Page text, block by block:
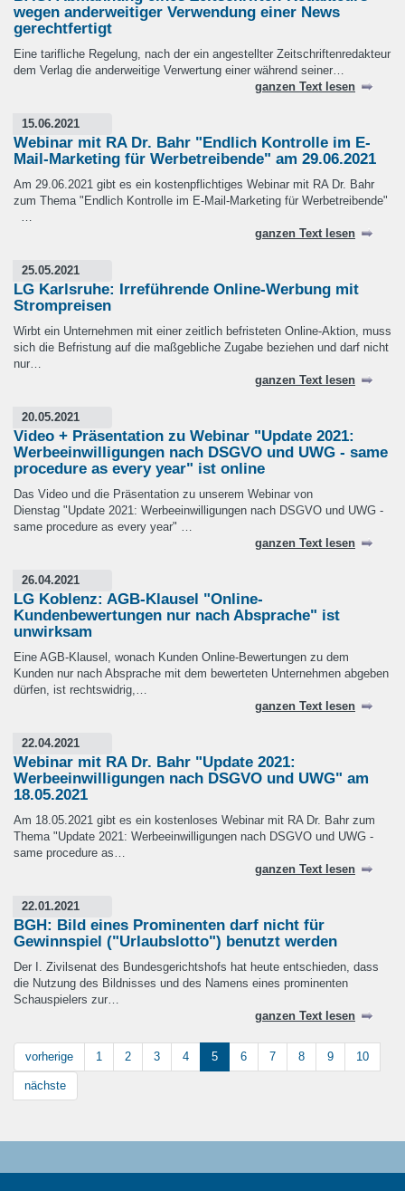
wegen anderweitiger Verwendung einer News
gerechtfertigt
Eine tarifliche Regelung, nach der ein angestellter Zeitschriftenredakteur
dem Verlag die anderweitige Verwertung einer während seiner…
ganzen Text lesen
15.06.2021
Webinar mit RA Dr. Bahr "Endlich Kontrolle im E-
Mail-Marketing für Werbetreibende" am 29.06.2021
Am 29.06.2021 gibt es ein kostenpflichtiges Webinar mit RA Dr. Bahr
zum Thema "Endlich Kontrolle im E-Mail-Marketing für Werbetreibende"
…
ganzen Text lesen
25.05.2021
LG Karlsruhe: Irreführende Online-Werbung mit
Strompreisen
Wirbt ein Unternehmen mit einer zeitlich befristeten Online-Aktion, muss
sich die Befristung auf die maßgebliche Zugabe beziehen und darf nicht
nur…
ganzen Text lesen
20.05.2021
Video + Präsentation zu Webinar "Update 2021:
Werbeeinwilligungen nach DSGVO und UWG - same
procedure as every year" ist online
Das Video und die Präsentation zu unserem Webinar von
Dienstag "Update 2021: Werbeeinwilligungen nach DSGVO und UWG -
same procedure as every year" …
ganzen Text lesen
26.04.2021
LG Koblenz: AGB-Klausel "Online-
Kundenbewertungen nur nach Absprache" ist
unwirksam
Eine AGB-Klausel, wonach Kunden Online-Bewertungen zu dem
Kunden nur nach Absprache mit dem bewerteten Unternehmen abgeben
dürfen, ist rechtswidrig,…
ganzen Text lesen
22.04.2021
Webinar mit RA Dr. Bahr "Update 2021:
Werbeeinwilligungen nach DSGVO und UWG" am
18.05.2021
Am 18.05.2021 gibt es ein kostenloses Webinar mit RA Dr. Bahr zum
Thema "Update 2021: Werbeeinwilligungen nach DSGVO und UWG -
same procedure as…
ganzen Text lesen
22.01.2021
BGH: Bild eines Prominenten darf nicht für
Gewinnspiel ("Urlaubslotto") benutzt werden
Der I. Zivilsenat des Bundesgerichtshofs hat heute entschieden, dass
die Nutzung des Bildnisses und des Namens eines prominenten
Schauspielers zur…
ganzen Text lesen
vorherige 1 2 3 4 5 6 7 8 9 10
nächste